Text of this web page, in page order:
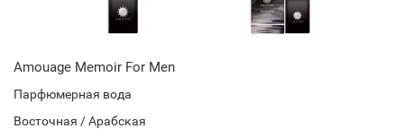
Amouage Memoir For Men
Парфюмерная вода
Восточная / Арабская